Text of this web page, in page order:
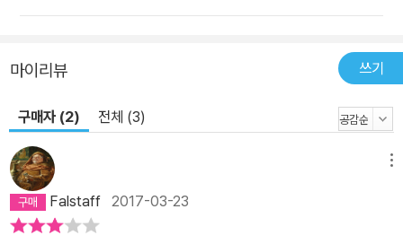
에피는 죽음 직전에 인스테텐을 이해하고 용서한다. 에피는 ‘그가 한
행동은 그럴 수밖에 없어서 그가 올바르게 행동한 것이라고’ 이해하
며 죽어간다. 그것은 스스로 불행의 올가미 속에서 후회와 고통의 삶
을 사는 인스테텐을 훨씬 능가하는 모습이며, 에피가 도달한 휴머니
티의 승리라고 볼 수 있다.
마이리뷰 쓰기
구매자 (2) 전체 (3)
Falstaff 2017-03-23